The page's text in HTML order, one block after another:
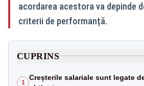
acordarea acestora va depinde
criterii de performanță.
CUPRINS
1
Creșterile salariale sunt legate